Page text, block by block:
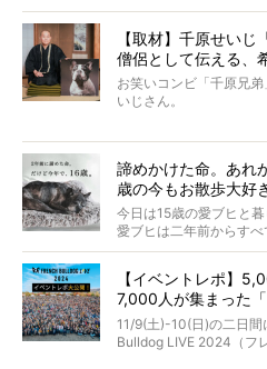
力をもつお笑い芸人「
犬の旅立ちや供養につい
インタビュアー兼対談
識にも長けているPELIさ
「愛犬が旅立ったあと
い？」「お骨はどうす
くれる？」
さらには、霊感がない人
法まで。
お笑い芸人だからこそ
と軽くなる。
永久保存版のスペシャ
【取材】千原せい
僧侶として伝える、
お笑いコンビ「千原兄
いじさん。
今年で結成35周年を迎
た。
僧侶としての名は「靖
当時54歳という年齢に
選んだのか。
また、愛犬の旅立ちと
た。
諦めかけた命。あれ
歳の今もお散歩大好
今日は15歳の愛ブヒと
愛ブヒは二年前からす
激減。検査をしても異
もう諦めるしかないの
が「THE fu-do(ザ・フ
そして「THE fu-do(ザ・
ブヒは15歳になり、今
今回は、二年前の絶望
【イベントレポ】
7,000人が集まった
貌！
11/9(土)-10(日)の二日
Bulldog LIVE 2024（フ
今年はのべ5,000頭の